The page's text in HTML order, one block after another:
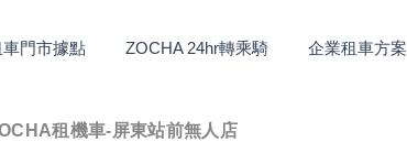
車門市據點 ZOCHA 24hr轉乘騎 企業租車方案
租機車-屏東站前無人店